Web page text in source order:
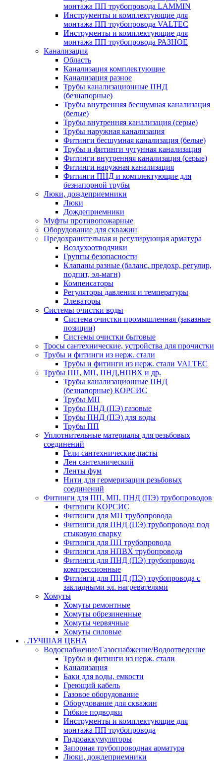
монтажа ПП трубопровода LAMMIN
Инструменты и комплектующие для
монтажа ПП трубопровода VALTEC
Инструменты и комплектующие для
монтажа ПП трубопровода РАЗНОЕ
Канализация
Область
Канализация комплектующие
Канализация разное
Трубы канализационные ПНД
(безнапорные)
Трубы внутренняя бесшумная канализация
(белые)
Трубы внутренняя канализация (серые)
Трубы наружная канализация
Фитинги бесшумная канализация (белые)
Трубы и фитинги чугунная канализация
Фитинги внутренняя канализация (серые)
Фитинги наружная канализация
Фитинги ПНД и комплектующие для
безнапорной трубы
Люки, дождеприемники
Люки
Дождеприемники
Муфты противопожарные
Оборудование для скважин
Предохранительная и регулирующая арматура
Воздухоотводчики
Группы безопасности
Клапаны разные (баланс, предохр, регулир,
подпит, эл-магн)
Компенсаторы
Регуляторы давления и температуры
Элеваторы
Системы очистки воды
Система очистки промышленная (заказные
позиции)
Системы очистки бытовые
Тросы сантехнические, устройства для прочистки
Трубы и фитинги из нерж. стали
Трубы и фитинги из нерж. стали VALTEC
Трубы ПП, МП, ПНД,НПВХ и др.
Трубы канализационные ПНД
(безнапорные) КОРСИС
Трубы МП
Трубы ПНД (ПЭ) газовые
Трубы ПНД (ПЭ) для воды
Трубы ПП
Уплотнительные материалы для резьбовых
соединений
Гели сантехнические,пасты
Лен сантехнический
Ленты фум
Нити для гермеризации резьбовых
соединений
Фитинги для ПП, МП, ПНД (ПЭ) трубопроводов
Фитинги КОРСИС
Фитинги для МП трубопровода
Фитинги для ПНД (ПЭ) трубопровода под
стыковую сварку
Фитинги для ПП трубопровода
Фитинги для НПВХ трубопровода
Фитинги для ПНД (ПЭ) трубопровода
компрессионные
Фитинги для ПНД (ПЭ) трубопровода с
закладными эл. нагревателями
Хомуты
Хомуты ремонтные
Хомуты обрезиненные
Хомуты червячные
Хомуты силовые
ЛУЧШАЯ ЦЕНА
Водоснабжение/Газоснабжение/Водоотведение
Трубы и фитинги из нерж. стали
Канализация
Баки для воды, емкости
Греющий кабель
Газовое оборудование
Оборудование для скважин
Гибкие подводки
Инструменты и комплектующие для
монтажа ПП трубопровода
Гидроаккумуляторы
Запорная трубопроводная арматура
Люки, дождеприемники